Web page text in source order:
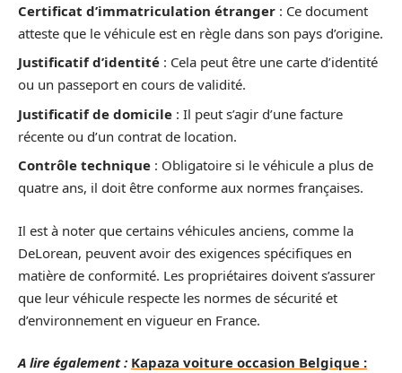
Certificat d’immatriculation étranger : Ce document
atteste que le véhicule est en règle dans son pays d’origine.
Justificatif d’identité : Cela peut être une carte d’identité
ou un passeport en cours de validité.
Justificatif de domicile : Il peut s’agir d’une facture
récente ou d’un contrat de location.
Contrôle technique : Obligatoire si le véhicule a plus de
quatre ans, il doit être conforme aux normes françaises.
Il est à noter que certains véhicules anciens, comme la
DeLorean, peuvent avoir des exigences spécifiques en
matière de conformité. Les propriétaires doivent s’assurer
que leur véhicule respecte les normes de sécurité et
d’environnement en vigueur en France.
A lire également : Kapaza voiture occasion Belgique :